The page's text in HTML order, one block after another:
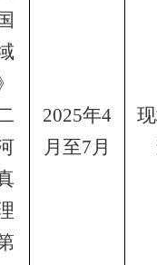
2025年4
月至7月